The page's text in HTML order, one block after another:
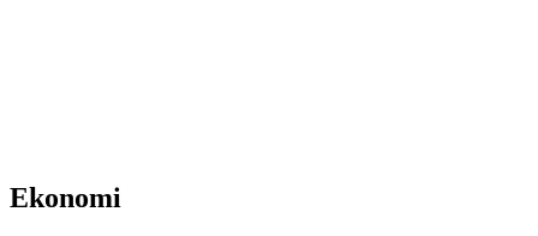
Ekonomi